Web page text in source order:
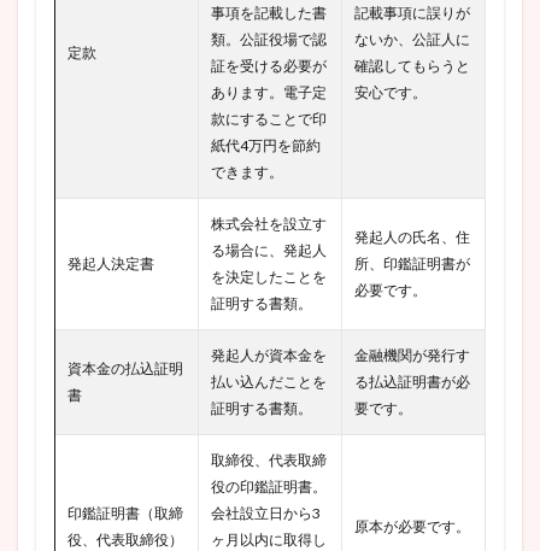
定款
事項を記載した書
類。公証役場で認
証を受ける必要が
あります。電子定
款にすることで印
紙代4万円を節約
できます。
記載事項に誤りが
ないか、公証人に
確認してもらうと
安心です。
発起人決定書
株式会社を設立す
る場合に、発起人
を決定したことを
証明する書類。
発起人の氏名、住
所、印鑑証明書が
必要です。
資本金の払込証明
書
発起人が資本金を
払い込んだことを
証明する書類。
金融機関が発行す
る払込証明書が必
要です。
印鑑証明書（取締
役、代表取締役）
取締役、代表取締
役の印鑑証明書。
会社設立日から3
ヶ月以内に取得し
原本が必要です。